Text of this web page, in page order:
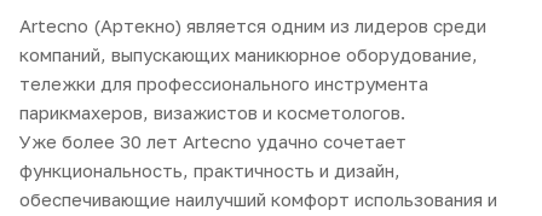
Artecno (Артекно) является одним из лидеров среди
компаний, выпускающих маникюрное оборудование,
тележки для профессионального инструмента
парикмахеров, визажистов и косметологов.
Уже более 30 лет Artecno удачно сочетает
функциональность, практичность и дизайн,
обеспечивающие наилучший комфорт использования и